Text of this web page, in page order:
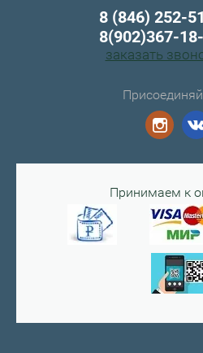
8 (846) 252-
8(902)367-
заказать
Принимаем к